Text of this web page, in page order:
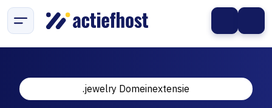
.jewelry Domeinextensie